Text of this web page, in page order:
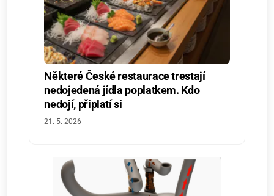
Některé České restaurace trestají
nedojedená jídla poplatkem. Kdo
nedojí, připlatí si
21. 5. 2026